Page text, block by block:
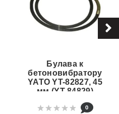
Булава к
бетоновибратору
YATO YT-82827, 45
мм (YT-84829)
0